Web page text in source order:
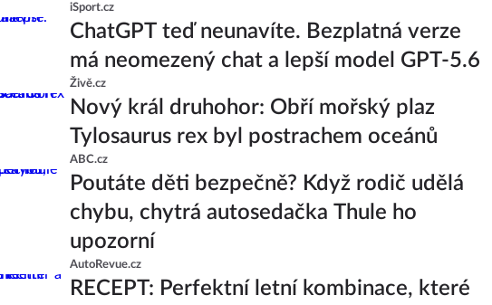
iSport.cz
ChatGPT teď neunavíte. Bezplatná verze
má neomezený chat a lepší model GPT-5.6
Živě.cz
Nový král druhohor: Obří mořský plaz
Tylosaurus rex byl postrachem oceánů
ABC.cz
Poutáte děti bezpečně? Když rodič udělá
chybu, chytrá autosedačka Thule ho
upozorní
AutoRevue.cz
RECEPT: Perfektní letní kombinace, které